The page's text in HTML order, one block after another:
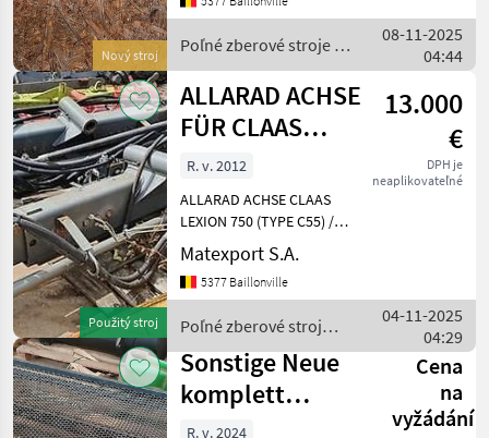
Nový stroj
Holland CX
Poľné zberové
Poľné zberové stroje /
Sonstige
08-11-2025
04:44
Použitý stroj
ALLARAD ACHSE
FÜR CLAAS
LEXION 750 4
WHEEL DRIV
13.000
€
DPH je
neaplikovateľné
R. v. 2012
ALLARAD ACHSE CLAAS
LEXION 750 (TYPE C55) /
LEXION 760 (TYPE C56) 4
WHEEL DRIVE REAR AXLE
CLAAS LEXION 750 5TYPE
C56) Poľné zberové stroje
Matexport S.A.
5377 Baillonville
Poľné zberové stroje /
Claas
04-11-2025
04:29
Sonstige Neue
komplett
Umbausatz für
Cena
na
vyžádání
R. v. 2024